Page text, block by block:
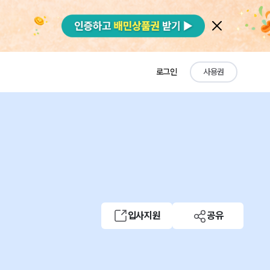
로그인 사용권
입사지원 공유